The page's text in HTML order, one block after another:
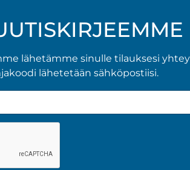
valinnat
sivulla.
lähetämme sinulle tilauksesi
lähetetään sähköpostiisi.